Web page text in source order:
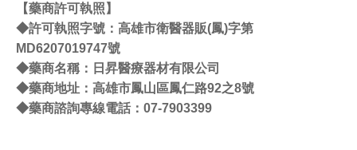
【藥商許可執照】
◆許可執照字號：高雄市衛醫器販(鳳)字第
MD6207019747號
◆藥商名稱：日昇醫療器材有限公司
◆藥商地址：高雄市鳳山區鳳仁路92之8號
◆藥商諮詢專線電話：07-7903399